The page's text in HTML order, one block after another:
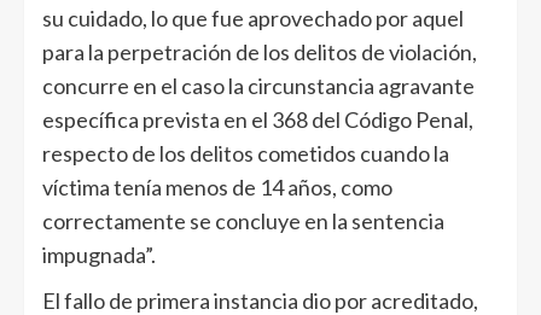
su cuidado, lo que fue aprovechado por aquel
para la perpetración de los delitos de violación,
concurre en el caso la circunstancia agravante
específica prevista en el 368 del Código Penal,
respecto de los delitos cometidos cuando la
víctima tenía menos de 14 años, como
correctamente se concluye en la sentencia
impugnada”.
El fallo de primera instancia dio por acreditado,